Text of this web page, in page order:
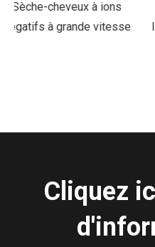
Sac de sèche-cheveux
Ivory Logo Professional
Cliquez